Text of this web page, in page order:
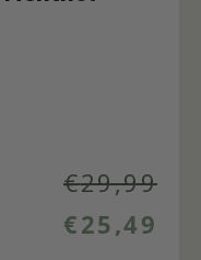
€29,99
€25,49